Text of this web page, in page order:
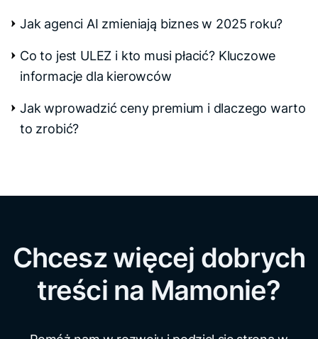
Jak agenci AI zmieniają biznes w 2025 roku?
Co to jest ULEZ i kto musi płacić? Kluczowe
informacje dla kierowców
Jak wprowadzić ceny premium i dlaczego warto
to zrobić?
Chcesz więcej dobrych
treści na Mamonie?